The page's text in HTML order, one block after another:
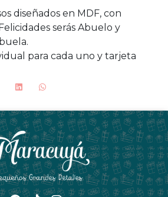
diseñados en MDF, con
serás Abuelo y
para cada uno y tarjeta